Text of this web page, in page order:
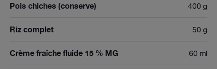
Pois chiches (conserve) 400 g
Riz complet 50 g
Crème fraîche fluide 15 % MG 60 ml